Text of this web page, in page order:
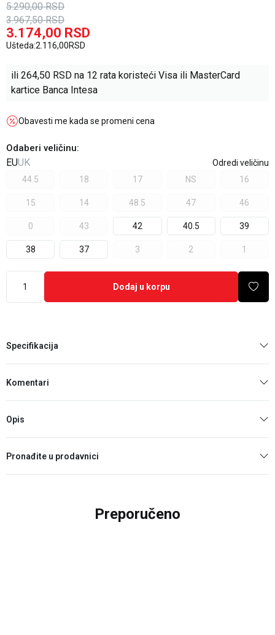
5.290,00 RSD
3.967,50 RSD
3.174,00 RSD
Ušteda:2.116,00RSD
ili 264,50 RSD na 12 rata koristeći Visa ili MasterCard
kartice Banca Intesa
Obavesti me kada se promeni cena
Odaberi veličinu:
EUUK
Odredi veličinu
44.5
18 17 NS 16
15 14 48.5 47 46
0 43 42 40.5 39
38 37 3 2 1
Dodaj u korpu
Specifikacija
Komentari
Opis
Pronađite u prodavnici
Preporučeno